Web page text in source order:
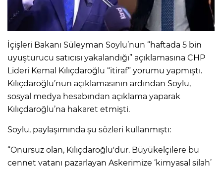
İçişleri Bakanı Süleyman Soylu’nun “haftada 5 bin
uyuşturucu satıcısı yakalandığı” açıklamasına CHP
Lideri Kemal Kılıçdaroğlu “itiraf” yorumu yapmıştı.
Kılıçdaroğlu’nun açıklamasının ardından Soylu,
sosyal medya hesabından açıklama yaparak
Kılıçdaroğlu’na hakaret etmişti.
Soylu, paylaşımında şu sözleri kullanmıştı:
“Onursuz olan, Kılıçdaroğlu'dur. Büyükelçilere bu
cennet vatanı pazarlayan Askerimize ‘kimyasal silah’